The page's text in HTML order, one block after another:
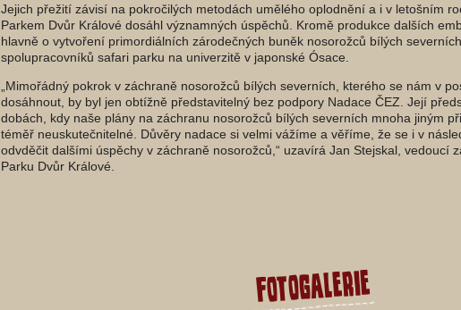
Jejich přežití závisí na pokročilých metodách umělého oplodnění a i v letošním
Parkem Dvůr Králové dosáhl významných úspěchů. Kromě produkce dalších
hlavně o vytvoření primordiálních zárodečných buněk nosorožců bílých
spolupracovníků safari parku na univerzitě v japonské Ósace.
„Mimořádný pokrok v záchraně nosorožců bílých severních, kterého se nám v
dosáhnout, by byl jen obtížně představitelný bez podpory Nadace ČEZ. Její
dobách, kdy naše plány na záchranu nosorožců bílých severních mnoha jiným
téměř neuskutečnitelné. Důvěry nadace si velmi vážíme a věříme, že se i v
odvděčit dalšími úspěchy v záchraně nosorožců,“ uzavírá Jan Stejskal, vedoucí
Parku Dvůr Králové.
Fotogalerie